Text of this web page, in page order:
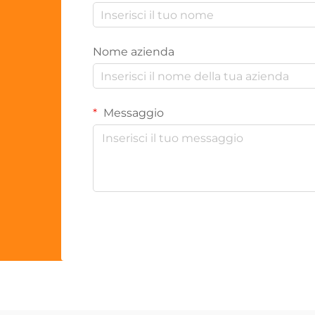
Nome azienda
Messaggio